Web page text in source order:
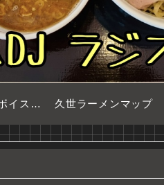
プロフィール・ボイスサンプル 久世ラーメンマップ